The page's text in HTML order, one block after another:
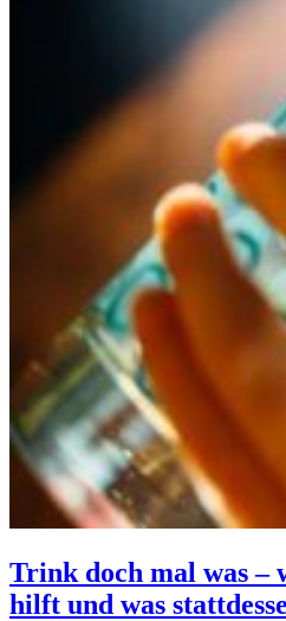
Trink doch mal was –
hilft und was